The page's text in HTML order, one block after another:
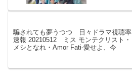
騙されても夢うつつ 日々ドラマ視聴率
速報 20210512 ミス モンテクリスト・
メシとなれ・Amor Fati-愛せよ、今